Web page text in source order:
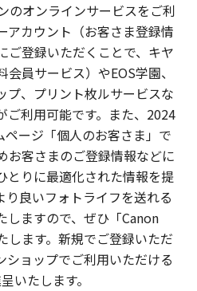
のオンラインサービスをご利
アカウント（お客さま登録情
ご登録いただくことで、キヤ
員サービス）やEOS学園、
プ、プリント枚ルサービスな
ご利用可能です。また、2024
ージ「個人のお客さま」で
お客さまのご登録情報などに
とりに最適化された情報を提
り良いフォトライフを送れる
しますので、ぜひ「Canon
します。新規でご登録いただ
ショップでご利用いただける
いたします。